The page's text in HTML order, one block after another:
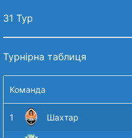
31 Тур
Турнірна таблиця
Команда
1 Шахтар